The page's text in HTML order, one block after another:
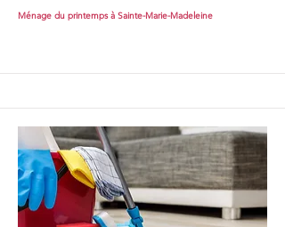
Ménage du printemps à Sainte-Marie-Madeleine